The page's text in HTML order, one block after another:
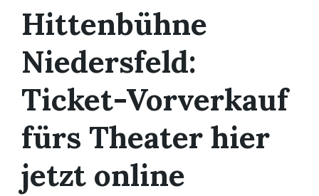
Hittenbühne
Niedersfeld:
Ticket-Vorverkauf
fürs Theater hier
jetzt online